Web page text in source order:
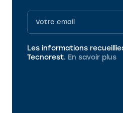
Programme
Les informations
Tecnorest. En savoir plus